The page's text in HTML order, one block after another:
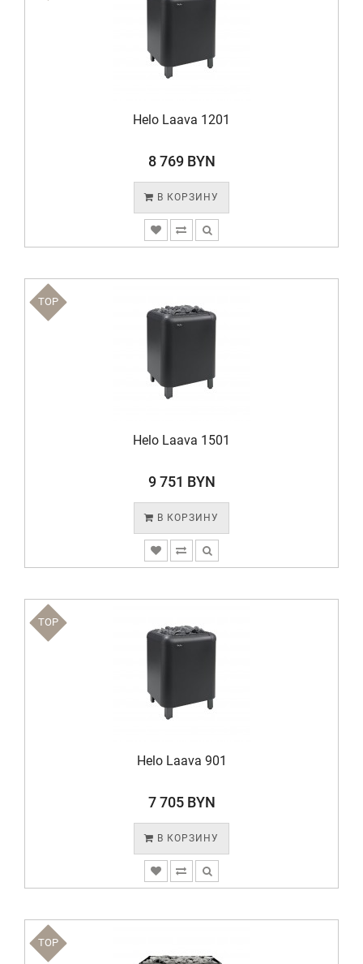
Helo Laava 1201
8 769 BYN
В КОРЗИНУ
TOP
Helo Laava 1501
9 751 BYN
В КОРЗИНУ
TOP
Helo Laava 901
7 705 BYN
В КОРЗИНУ
TOP